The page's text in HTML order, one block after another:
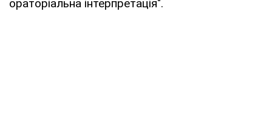
ораторіальна інтерпретація".